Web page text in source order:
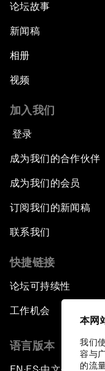
本网
我们
容与
的流
论坛故事
新闻稿
相册
视频
加入我们
登录
成为我们的合作伙伴
成为我们的会员
订阅我们的新闻稿
联系我们
快捷链接
论坛可持续性
工作机会
语言版本
▪ ▪ ▪